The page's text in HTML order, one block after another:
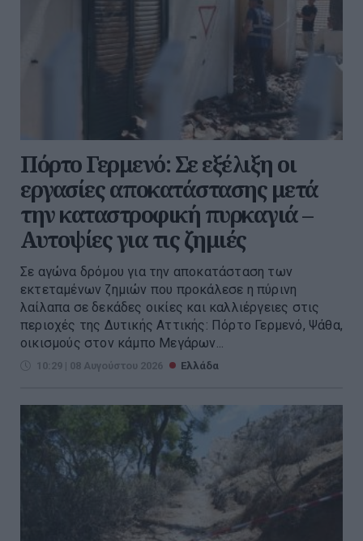
Πόρτο Γερμενό: Σε εξέλιξη οι
εργασίες αποκατάστασης μετά
την καταστροφική πυρκαγιά –
Αυτοψίες για τις ζημιές
Σε αγώνα δρόμου για την αποκατάσταση των
εκτεταμένων ζημιών που προκάλεσε η πύρινη
λαίλαπα σε δεκάδες οικίες και καλλιέργειες στις
περιοχές της Δυτικής Αττικής: Πόρτο Γερμενό, Ψάθα,
οικισμούς στον κάμπο Μεγάρων...
10:29 | 08 Αυγούστου 2026 Ελλάδα